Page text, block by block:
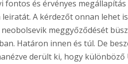
fontos és érvényes
A kérdezőt onnan lehet
meggyőződését
Határon innen és túl. De
derült ki, hogy különböző